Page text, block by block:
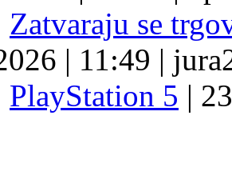
Zatvaraju se
| 11:49 |
PlayStation 5 |